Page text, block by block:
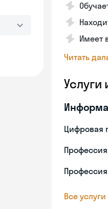
Имеет
Читать
Услуги
Цифровая
Все